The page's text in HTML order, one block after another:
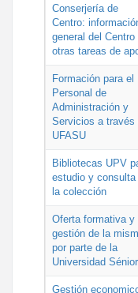
Conserjería de
Centro:
general del Centro
otras tareas de
Formación para el
Personal de
Administración y
Servicios a través
UFASU
Bibliotecas UPV
estudio y consulta
la colección
Oferta formativa y
gestión de la
por parte de la
Universidad Sénior
Gestión